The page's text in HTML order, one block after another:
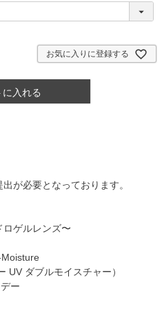
お気に入りに登録する
に入れる
が必要となっております。
ゲルレンズ〜
ダブルモイスチャー）
ー